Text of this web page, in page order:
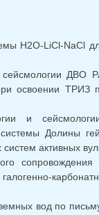
H2O-LiCl-NaCl
сейсмологии
освоении
и
Долины
активных
вод по